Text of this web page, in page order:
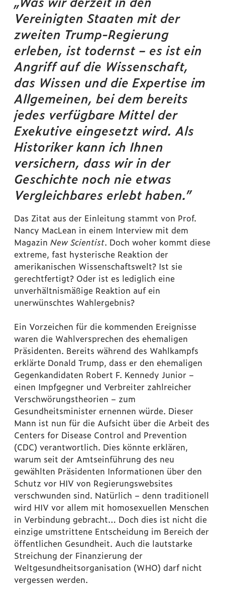
Vereinigten Staaten mit der
zweiten Trump-Regierung
erleben, ist todernst – es ist ein
Angriff auf die Wissenschaft,
das Wissen und die Expertise im
Allgemeinen, bei dem bereits
jedes verfügbare Mittel der
Exekutive eingesetzt wird. Als
Historiker kann ich Ihnen
versichern, dass wir in der
Geschichte noch nie etwas
Vergleichbares erlebt haben.”
Das Zitat aus der Einleitung stammt von Prof.
Nancy MacLean in einem Interview mit dem
Magazin New Scientist. Doch woher kommt diese
extreme, fast hysterische Reaktion der
amerikanischen Wissenschaftswelt? Ist sie
gerechtfertigt? Oder ist es lediglich eine
unverhältnismäßige Reaktion auf ein
unerwünschtes Wahlergebnis?
Ein Vorzeichen für die kommenden Ereignisse
waren die Wahlversprechen des ehemaligen
Präsidenten. Bereits während des Wahlkampfs
erklärte Donald Trump, dass er den ehemaligen
Gegenkandidaten Robert F. Kennedy Junior –
einen Impfgegner und Verbreiter zahlreicher
Verschwörungstheorien – zum
Gesundheitsminister ernennen würde. Dieser
Mann ist nun für die Aufsicht über die Arbeit des
Centers for Disease Control and Prevention
(CDC) verantwortlich. Dies könnte erklären,
warum seit der Amtseinführung des neu
gewählten Präsidenten Informationen über den
Schutz vor HIV von Regierungswebsites
verschwunden sind. Natürlich – denn traditionell
wird HIV vor allem mit homosexuellen Menschen
in Verbindung gebracht… Doch dies ist nicht die
einzige umstrittene Entscheidung im Bereich der
öffentlichen Gesundheit. Auch die lautstarke
Streichung der Finanzierung der
Weltgesundheitsorganisation (WHO) darf nicht
vergessen werden.